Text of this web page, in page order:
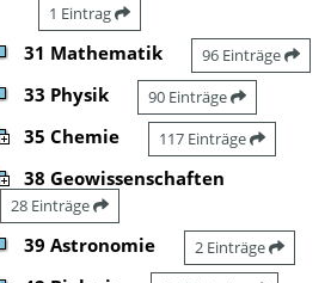
1 Eintrag
31 Mathematik 96 Einträge
33 Physik 90 Einträge
35 Chemie 117 Einträge
38 Geowissenschaften
28 Einträge
39 Astronomie 2 Einträge